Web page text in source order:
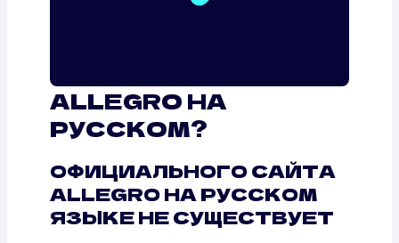
ALLEGRO НА
РУССКОМ?
ОФИЦИАЛЬНОГО САЙТА
ALLEGRO НА РУССКОМ
ЯЗЫКЕ НЕ СУЩЕСТВУЕТ